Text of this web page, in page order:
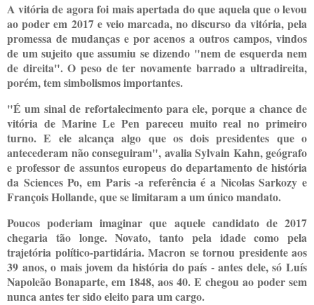
A vitória de agora foi mais apertada do que aquela que o levou
ao poder em 2017 e veio marcada, no discurso da vitória, pela
promessa de mudanças e por acenos a outros campos, vindos
de um sujeito que assumiu se dizendo "nem de esquerda nem
de direita". O peso de ter novamente barrado a ultradireita,
porém, tem simbolismos importantes.
"É um sinal de refortalecimento para ele, porque a chance de
vitória de Marine Le Pen pareceu muito real no primeiro
turno. E ele alcança algo que os dois presidentes que o
antecederam não conseguiram", avalia Sylvain Kahn, geógrafo
e professor de assuntos europeus do departamento de história
da Sciences Po, em Paris -a referência é a Nicolas Sarkozy e
François Hollande, que se limitaram a um único mandato.
Poucos poderiam imaginar que aquele candidato de 2017
chegaria tão longe. Novato, tanto pela idade como pela
trajetória político-partidária. Macron se tornou presidente aos
39 anos, o mais jovem da história do país - antes dele, só Luís
Napoleão Bonaparte, em 1848, aos 40. E chegou ao poder sem
nunca antes ter sido eleito para um cargo.